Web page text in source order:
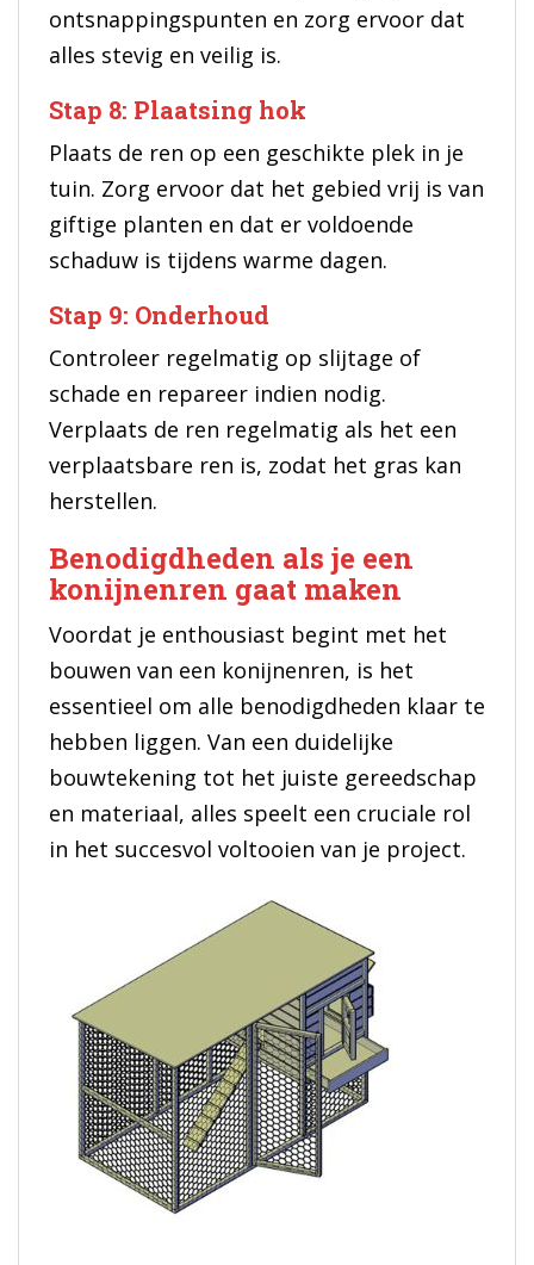
ontsnappingspunten en zorg ervoor dat
alles stevig en veilig is.
Stap 8: Plaatsing hok
Plaats de ren op een geschikte plek in je
tuin. Zorg ervoor dat het gebied vrij is van
giftige planten en dat er voldoende
schaduw is tijdens warme dagen.
Stap 9: Onderhoud
Controleer regelmatig op slijtage of
schade en repareer indien nodig.
Verplaats de ren regelmatig als het een
verplaatsbare ren is, zodat het gras kan
herstellen.
Benodigdheden als je een
konijnenren gaat maken
Voordat je enthousiast begint met het
bouwen van een konijnenren, is het
essentieel om alle benodigdheden klaar te
hebben liggen. Van een duidelijke
bouwtekening tot het juiste gereedschap
en materiaal, alles speelt een cruciale rol
in het succesvol voltooien van je project.